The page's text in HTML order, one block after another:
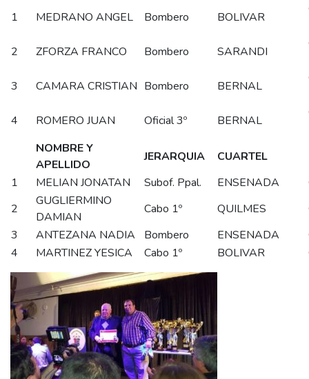
1 MEDRANO ANGEL Bombero BOLIVAR
2
ZFORZA FRANCO Bombero SARANDI
3
CAMARA CRISTIAN Bombero BERNAL
4
ROMERO JUAN Oficial 3º BERNAL
NOMBRE Y
APELLIDO
JERARQUIA CUARTEL
1
MELIAN JONATAN Subof. Ppal. ENSENADA
2
GUGLIERMINO
DAMIAN
Cabo 1º QUILMES
3
ANTEZANA NADIA Bombero ENSENADA
4
MARTINEZ YESICA Cabo 1º BOLIVAR